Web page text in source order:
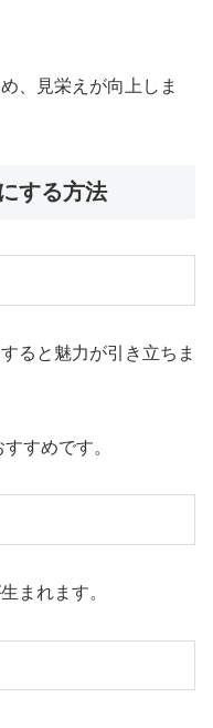
、見栄えが向上しま
する方法
ると魅力が引き立ちま
すめです。
まれます。